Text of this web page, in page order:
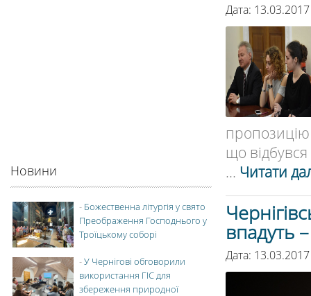
Дата:
що
... Читати
впадуть
Дата:
Новини
- Божественна літургія у свято
Преображення Господнього у
Троїцькому соборі
-У Чернігові обговорили
використання ГІС для
збереження природної